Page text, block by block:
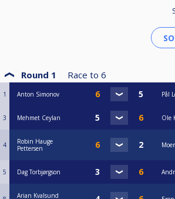
Round 1 Race to 6
1 Anton Simonov Pål
3 Mehmet Ceylan Ole
4
Robin Hauge
Pettersen
5 Dag Torbjørgson
Arian Kvalsund